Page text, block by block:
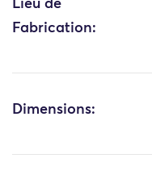
Lieu de
Fabrication:
Dimensions: